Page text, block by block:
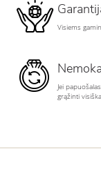
Visiems
Jei
grąžinti